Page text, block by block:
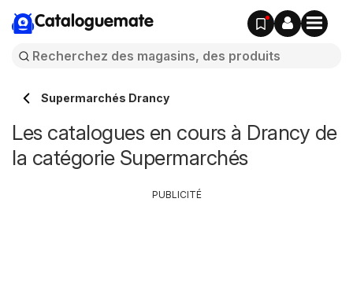
Cataloguemate
Supermarchés Drancy
Les catalogues en cours à Drancy de
la catégorie Supermarchés
PUBLICITÉ